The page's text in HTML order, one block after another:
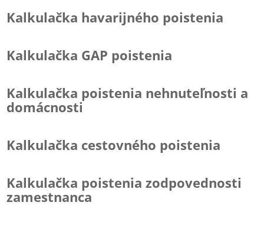
Kalkulačka havarijného poistenia
Kalkulačka GAP poistenia
Kalkulačka poistenia nehnuteľnosti a
domácnosti
Kalkulačka cestovného poistenia
Kalkulačka poistenia zodpovednosti
zamestnanca